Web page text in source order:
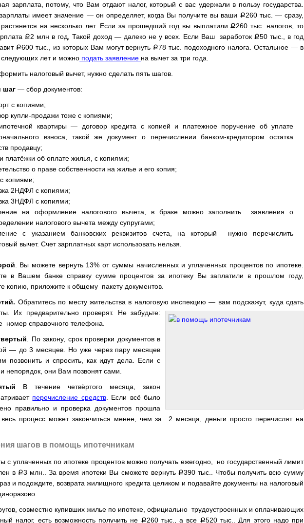
зарплата, потому, что Вам отдают налог, который с вас удержали в пользу государства.
имеет значение — он определяет, когда Вы получите вы ваши Ք260 тыс. — сразу,
на несколько лет. Если за прошедший год вы выплатилиՔ260 тыс. налогов, то
Ք2 млн в год, Такой доход — далеко не у всех. Если Ваш заработок Ք50 тыс., в год
Ք600 тыс., из которых Вам могут вернутьՔ78 тыс. подоходного налога. Остальное — в
следующих лет и можно подать заявление на вычет за три года.
налоговый вычет, нужно сделать пять шагов.
шаг — сбор документов:
с копиями;
купли-продажи тоже с копиями;
квартиры — договор кредита с копией и платежное поручение об уплате
взноса, такой же документ о перечислении банком-кредитором остатка
продавцу;
платёжки об оплате жилья, с копиями;
о праве собственности на жилье и его копия;
копиями;
2НДФЛ с копиями;
3НДФЛ с копиями;
на оформление налогового вычета, в браке можно заполнить заявления о
налогового вычета между супругами;
с указанием банковских реквизитов счета, на который нужно перечислить
вычет. Счет зарплатных карт использовать нельзя.
. Вы можете вернуть 13% от суммы начисленных и уплаченных процентов по ипотеке.
в Вашем банке справку сумме процентов за ипотеку Вы заплатили в прошлом году,
копию, приложите к общему пакету документов.
Обратитесь по месту жительства в налоговую инспекцию — вам подскажут, куда сдать
Их предварительно проверят. Не забудьте:
номер справочного телефона.
. По закону, срок проверки документов в
— до 3 месяцев. Но уже через пару месяцев
позвонить и спросить, как идут дела. Если с
непорядок, они Вам позвонят сами.
В течение четвёртого месяца, закон
перечисление средств. Если всё было
правильно и проверка документов прошла
процесс может закончиться менее, чем за 2 месяца, деньги просто перечислят на
шагов в помощь ипотечникам
с уплаченных по ипотеке процентов можно получать ежегодно, но государственный лимит
вՔ3 млн.. За время ипотеки Вы сможете вернуть Ք390 тыс.. Чтобы получить всю сумму
и подождите, возврата жилищного кредита целиком и подавайте документы на налоговый
совместно купивших жилье по ипотеке, официально трудоустроенных и оплачивающих
налог, есть возможность получить не Ք260 тыс., а все Ք520 тыс.. Для этого надо при